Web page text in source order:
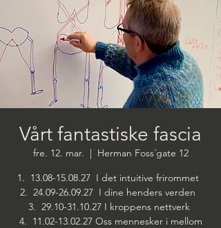
Vårt fantastiske fascia
fre. 12. mar.
  |
Herman Foss´gate 12
1. 13.08-15.08.27 I det intuitive frirommet
2. 24.09-26.09.27 I dine henders verden
3. 29.10-31.10.27 I kroppens nettverk
4. 11.02-13.02.27 Oss mennesker i mellom